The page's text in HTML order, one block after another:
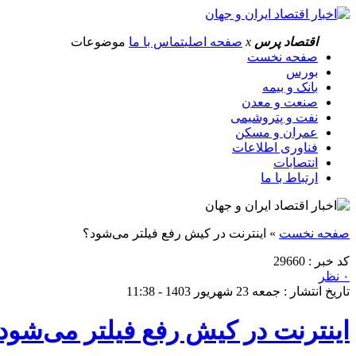
اقتصاد پرس x صفحه اصلیتماس با ما موضوعات
صفحه نخست
بورس
بانک و بیمه
صنعت و معدن
نفت و پتروشیمی
عمران و مسکن
فناوری اطلاعات
انتصابات
ارتباط با ما
صفحه نخست » اینترنت در کیش رفع فیلتر می‌شود؟
کد خبر : 29660
۰ نظر
تاریخ انتشار : جمعه 23 شهریور 1403 - 11:38
اینترنت در کیش رفع فیلتر